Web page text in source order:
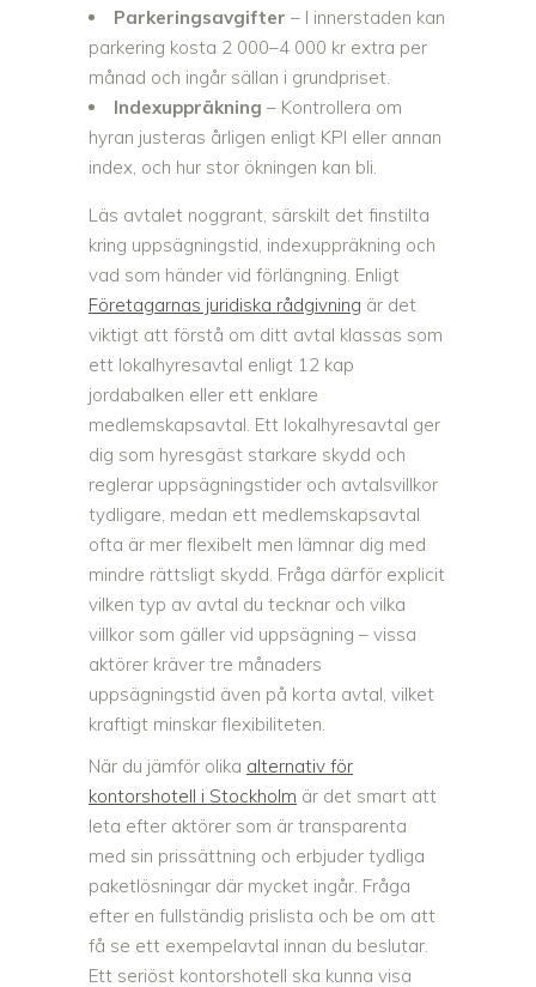
Parkeringsavgifter – I innerstaden kan
parkering kosta 2 000–4 000 kr extra per
månad och ingår sällan i grundpriset.
Indexuppräkning – Kontrollera om
hyran justeras årligen enligt KPI eller annan
index, och hur stor ökningen kan bli.
Läs avtalet noggrant, särskilt det finstilta
kring uppsägningstid, indexuppräkning och
vad som händer vid förlängning. Enligt
Företagarnas juridiska rådgivning är det
viktigt att förstå om ditt avtal klassas som
ett lokalhyresavtal enligt 12 kap
jordabalken eller ett enklare
medlemskapsavtal. Ett lokalhyresavtal ger
dig som hyresgäst starkare skydd och
reglerar uppsägningstider och avtalsvillkor
tydligare, medan ett medlemskapsavtal
ofta är mer flexibelt men lämnar dig med
mindre rättsligt skydd. Fråga därför explicit
vilken typ av avtal du tecknar och vilka
villkor som gäller vid uppsägning – vissa
aktörer kräver tre månaders
uppsägningstid även på korta avtal, vilket
kraftigt minskar flexibiliteten.
När du jämför olika alternativ för
kontorshotell i Stockholm är det smart att
leta efter aktörer som är transparenta
med sin prissättning och erbjuder tydliga
paketlösningar där mycket ingår. Fråga
efter en fullständig prislista och be om att
få se ett exempelavtal innan du beslutar.
Ett seriöst kontorshotell ska kunna visa